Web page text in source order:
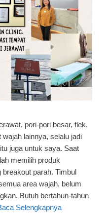
pori-pori besar, flek,
lainnya, selalu jadi
juga untuk saya. Saat
memilih produk
parah. Timbul
area wajah, belum
Butuh bertahun-tahun
Selengkapnya